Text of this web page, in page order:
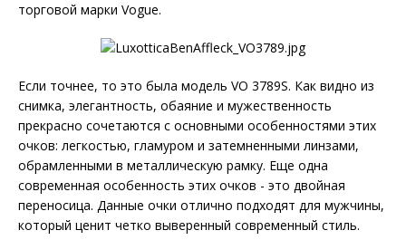
торговой марки Vogue.
Если точнее, то это была модель VO 3789S. Как видно из
снимка, элегантность, обаяние и мужественность
прекрасно сочетаются с основными особенностями этих
очков: легкостью, гламуром и затемненными линзами,
обрамленными в металлическую рамку. Еще одна
современная особенность этих очков - это двойная
переносица. Данные очки отлично подходят для мужчины,
который ценит четко выверенный современный стиль.